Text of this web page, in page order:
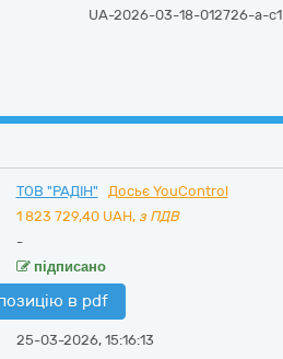
UA-2026-03-18-012726-a-c1
ТОВ "РАДІН"
Досьє YouControl
1 823 729,40 UAH, з ПДВ
-
підписано
в pdf
25-03-2026, 15:16:13